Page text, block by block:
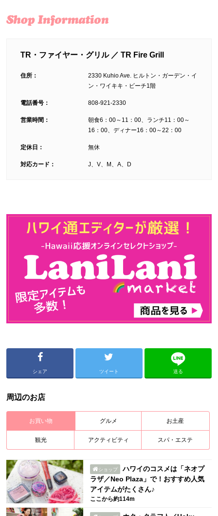
TR・ファイヤー・グリル ／ TR Fire Grill
住所：
2330 Kuhio Ave. ヒルトン・ガーデン・イ
ン・ワイキキ・ビーチ1階
電話番号： 808-921-2330
営業時間：
朝食6：00～11：00、ランチ11：00～
16：00、ディナー16：00～22：00
定休日： 無休
対応カード： J、V、M、A、D
シェア ツイート 送る
周辺のお店
お買い物 グルメ お土産
観光 アクティビティ スパ・エステ
ショップ
ハワイのコスメは「ネオプ
ラザ／Neo Plaza」で！おすすめ人気
アイテムがたくさん♪
ここから約114m